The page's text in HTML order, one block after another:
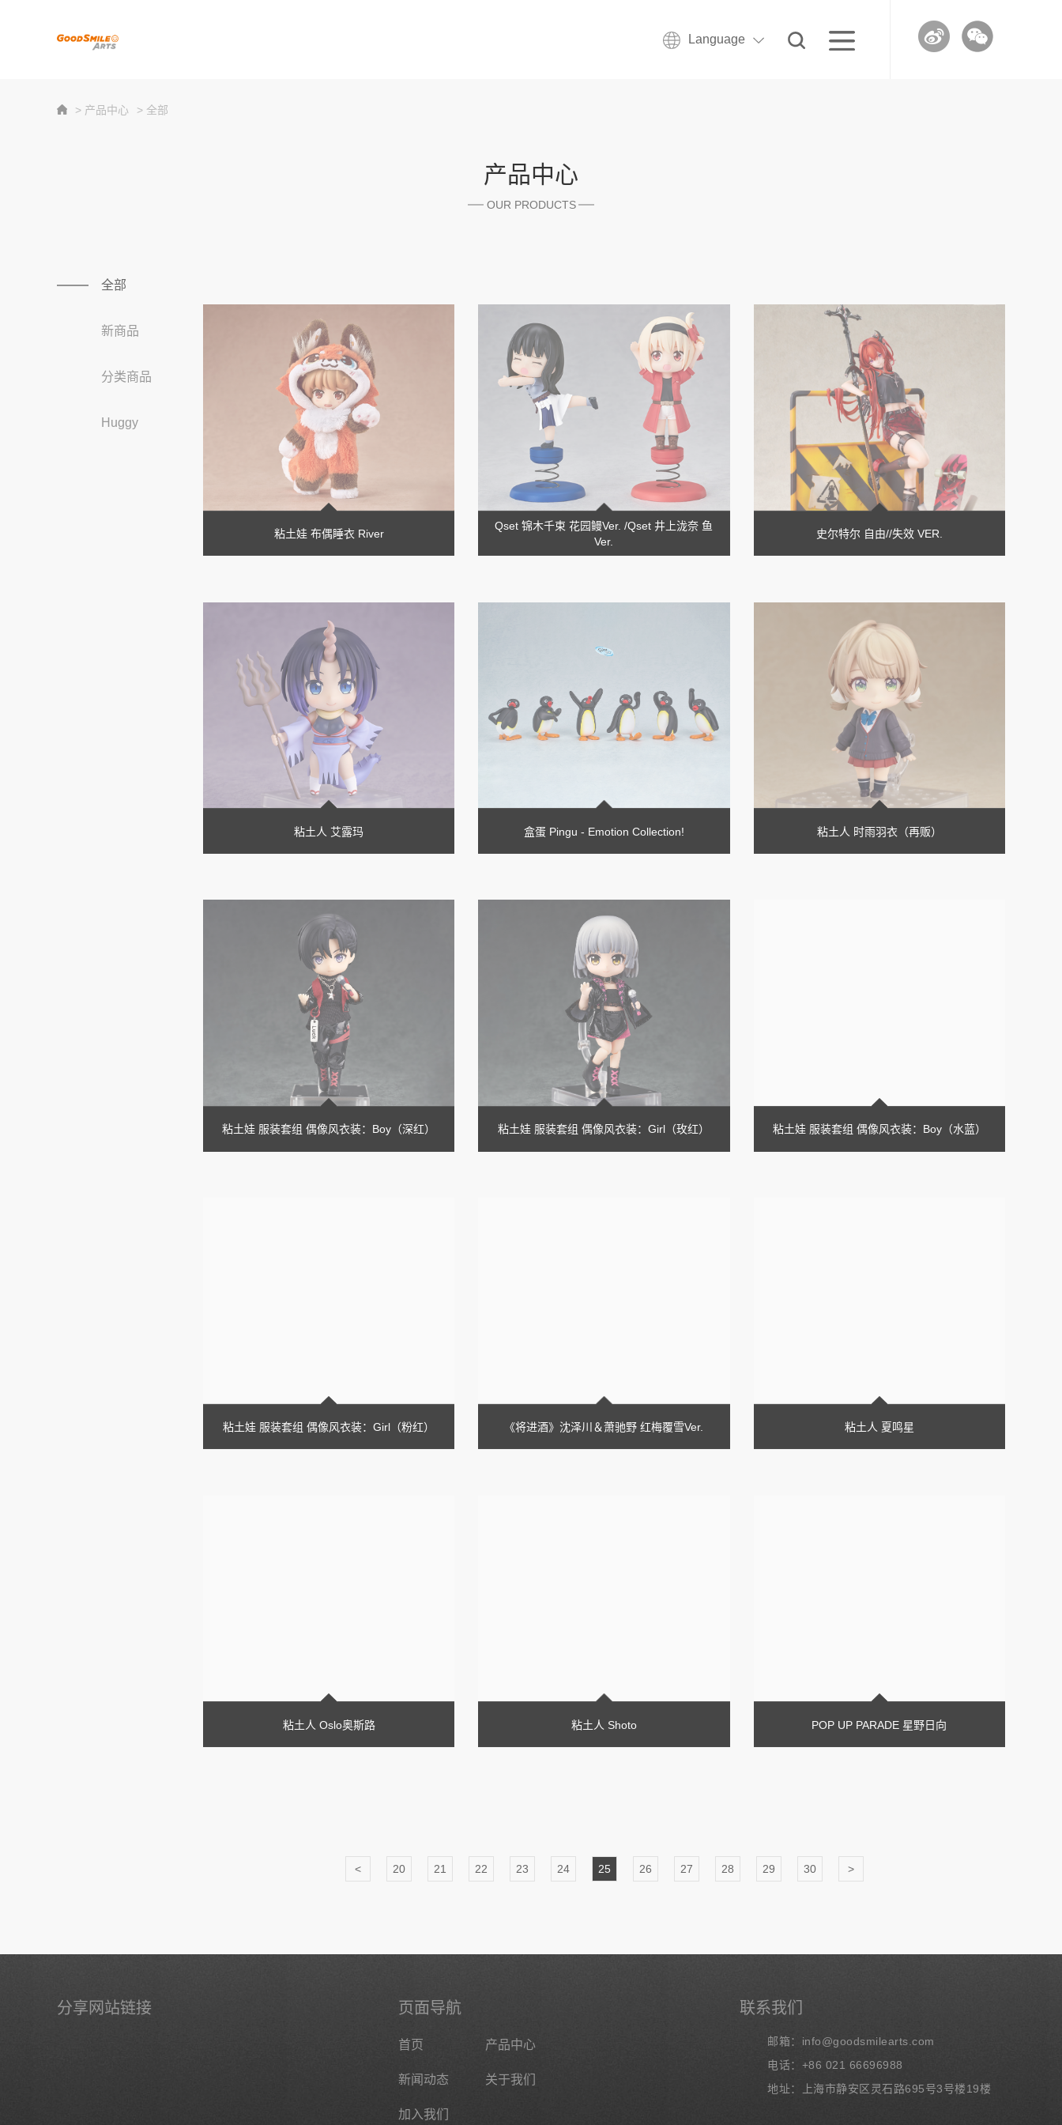
Language
> 产品中心 > 全部
产品中心
OUR PRODUCTS
全部
新商品
分类商品
Huggy
粘土娃 布偶睡衣 River
Qset 锦木千束 花园鳗Ver. /Qset 井上泷奈 鱼
Ver.
史尔特尔 自由//失效 VER.
粘土人 艾露玛 盒蛋 Pingu - Emotion Collection! 粘土人 时雨羽衣（再贩）
粘土娃 服装套组 偶像风衣装：Boy（深红） 粘土娃 服装套组 偶像风衣装：Girl（玫红） 粘土娃 服装套组 偶像风衣装：Boy（水蓝）
粘土娃 服装套组 偶像风衣装：Girl（粉红） 《将进酒》沈泽川＆萧驰野 红梅覆雪Ver. 粘土人 夏鸣星
粘土人 Oslo奥斯路 粘土人 Shoto POP UP PARADE 星野日向
< 20 21 22 23 24 25 26 27 28 29 30 >
分享网站链接 页面导航
首页 产品中心
新闻动态 关于我们
加入我们
联系我们
邮箱：info@goodsmilearts.com
电话：+86 021 66696988
地址：上海市静安区灵石路695号3号楼19楼